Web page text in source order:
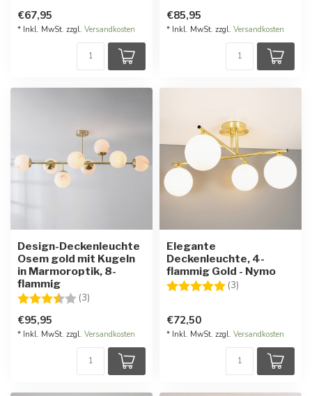
€67,95
* Inkl. MwSt. zzgl. Versandkosten
€85,95
* Inkl. MwSt. zzgl. Versandkosten
Design-Deckenleuchte
Osem gold mit Kugeln
in Marmoroptik, 8-
flammig
Bewertung:
(3)
€95,95
* Inkl. MwSt. zzgl. Versandkosten
Elegante
Deckenleuchte, 4-
flammig Gold - Nymo
Bewertung:
(3)
€72,50
* Inkl. MwSt. zzgl. Versandkosten